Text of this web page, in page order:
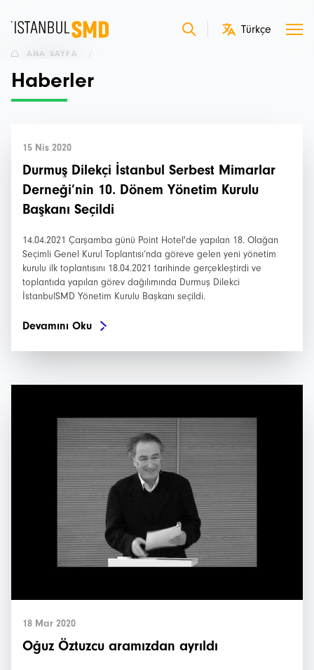
ANA SAYFA /
Haberler
15 Nis 2020
Durmuş Dilekçi İstanbul Serbest Mimarlar
Derneği’nin 10. Dönem Yönetim Kurulu
Başkanı Seçildi
14.04.2021 Çarşamba günü Point Hotel'de yapılan 18. Olağan
Seçimli Genel Kurul Toplantısı’nda göreve gelen yeni yönetim
kurulu ilk toplantısını 18.04.2021 tarihinde gerçekleştirdi ve
toplantıda yapılan görev dağılımında Durmuş Dilekci
İstanbulSMD Yönetim Kurulu Başkanı seçildi.
Devamını Oku
18 Mar 2020
Oğuz Öztuzcu aramızdan ayrıldı